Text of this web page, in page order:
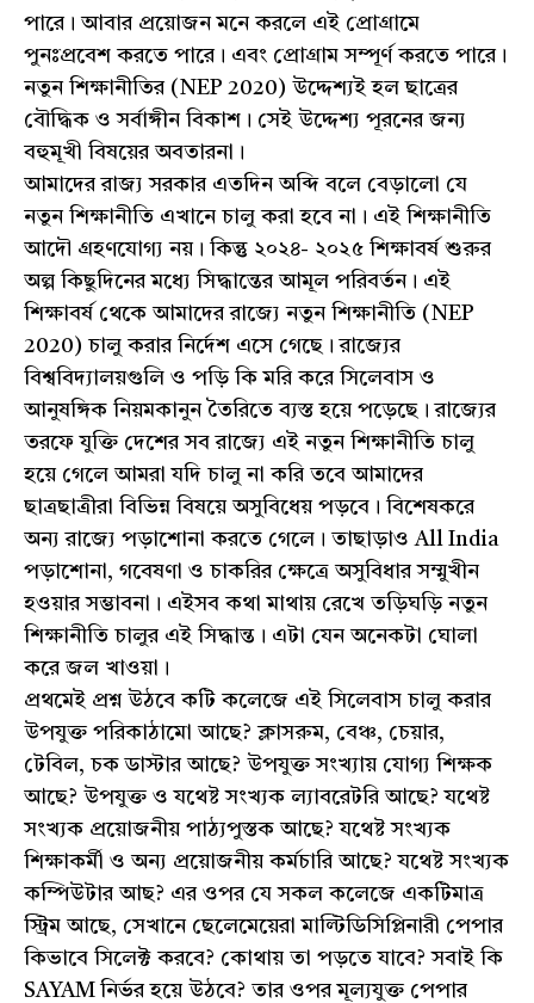
পারে। আবার প্রয়োজন মনে করলে এই প্রোগ্রামে
পুনঃপ্রবেশ করতে পারে। এবং প্রোগ্রাম সম্পূর্ণ করতে পারে।
নতুন শিক্ষানীতির (NEP 2020) উদ্দেশ্যই হল ছাত্রের
বৌদ্ধিক ও সর্বাঙ্গীন বিকাশ। সেই উদ্দেশ্য পূরনের জন্য
বহুমূখী বিষয়ের অবতারনা।
আমাদের রাজ্য সরকার এতদিন অব্দি বলে বেড়ালো যে
নতুন শিক্ষানীতি এখানে চালু করা হবে না। এই শিক্ষানীতি
আদৌ গ্রহণযোগ্য নয়। কিন্তু ২০২৪- ২০২৫ শিক্ষাবর্ষ শুরুর
অল্প কিছুদিনের মধ্যে সিদ্ধান্তের আমূল পরিবর্তন। এই
শিক্ষাবর্ষ থেকে আমাদের রাজ্যে নতুন শিক্ষানীতি (NEP
2020) চালু করার নির্দেশ এসে গেছে। রাজ্যের
বিশ্ববিদ্যালয়গুলি ও পড়ি কি মরি করে সিলেবাস ও
আনুষঙ্গিক নিয়মকানুন তৈরিতে ব্যস্ত হয়ে পড়েছে। রাজ্যের
তরফে যুক্তি দেশের সব রাজ্যে এই নতুন শিক্ষানীতি চালু
হয়ে গেলে আমরা যদি চালু না করি তবে আমাদের
ছাত্রছাত্রীরা বিভিন্ন বিষয়ে অসুবিধেয় পড়বে। বিশেষকরে
অন্য রাজ্যে পড়াশোনা করতে গেলে। তাছাড়াও All India
পড়াশোনা, গবেষণা ও চাকরির ক্ষেত্রে অসুবিধার সম্মুখীন
হওয়ার সম্ভাবনা। এইসব কথা মাথায় রেখে তড়িঘড়ি নতুন
শিক্ষানীতি চালুর এই সিদ্ধান্ত। এটা যেন অনেকটা ঘোলা
করে জল খাওয়া।
প্রথমেই প্রশ্ন উঠবে কটি কলেজে এই সিলেবাস চালু করার
উপযুক্ত পরিকাঠামো আছে? ক্লাসরুম, বেঞ্চ, চেয়ার,
টেবিল, চক ডাস্টার আছে? উপযুক্ত সংখ্যায় যোগ্য শিক্ষক
আছে? উপযুক্ত ও যথেষ্ট সংখ্যক ল্যাবরেটরি আছে? যথেষ্ট
সংখ্যক প্রয়োজনীয় পাঠ্যপুস্তক আছে? যথেষ্ট সংখ্যক
শিক্ষাকর্মী ও অন্য প্রয়োজনীয় কর্মচারি আছে? যথেষ্ট সংখ্যক
কম্পিউটার আছ? এর ওপর যে সকল কলেজে একটিমাত্র
স্ট্রিম আছে, সেখানে ছেলেমেয়েরা মাল্টিডিসিপ্লিনারী পেপার
কিভাবে সিলেক্ট করবে? কোথায় তা পড়তে যাবে? সবাই কি
SAYAM নির্ভর হয়ে উঠবে? তার ওপর মূল্যযুক্ত পেপার